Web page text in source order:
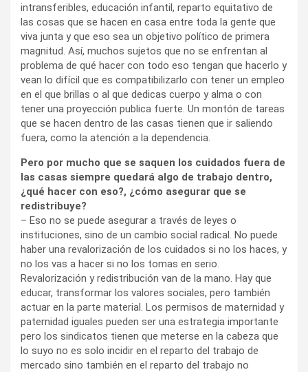
intransferibles, educación infantil, reparto equitativo de
las cosas que se hacen en casa entre toda la gente que
viva junta y que eso sea un objetivo político de primera
magnitud. Así, muchos sujetos que no se enfrentan al
problema de qué hacer con todo eso tengan que hacerlo y
vean lo difícil que es compatibilizarlo con tener un empleo
en el que brillas o al que dedicas cuerpo y alma o con
tener una proyección publica fuerte. Un montón de tareas
que se hacen dentro de las casas tienen que ir saliendo
fuera, como la atención a la dependencia.
Pero por mucho que se saquen los cuidados fuera de
las casas siempre quedará algo de trabajo dentro,
¿qué hacer con eso?, ¿cómo asegurar que se
redistribuye?
– Eso no se puede asegurar a través de leyes o
instituciones, sino de un cambio social radical. No puede
haber una revalorización de los cuidados si no los haces, y
no los vas a hacer si no los tomas en serio.
Revalorización y redistribución van de la mano. Hay que
educar, transformar los valores sociales, pero también
actuar en la parte material. Los permisos de maternidad y
paternidad iguales pueden ser una estrategia importante
pero los sindicatos tienen que meterse en la cabeza que
lo suyo no es solo incidir en el reparto del trabajo de
mercado sino también en el reparto del trabajo no